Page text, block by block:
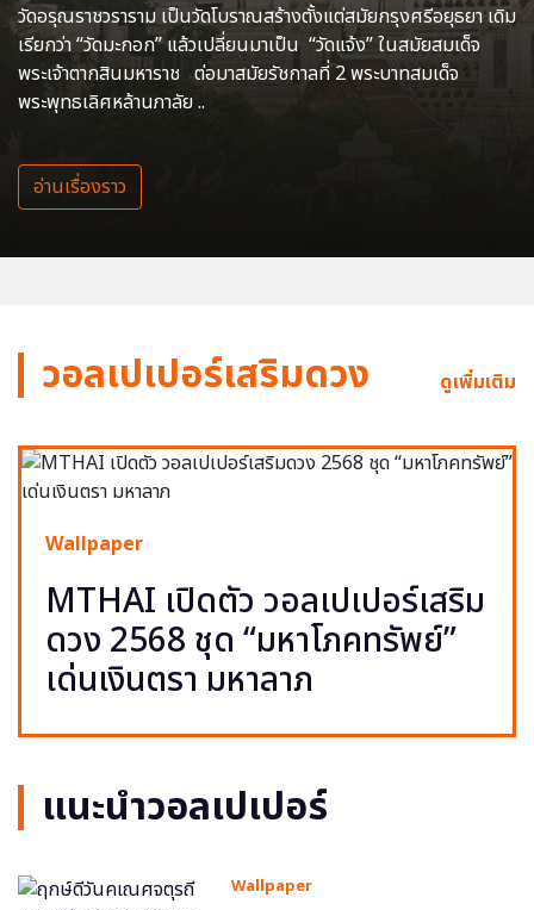
วัดอรุณราชวราราม เป็นวัดโบราณสร้างตั้งแต่สมัยกรุงศรีอยุธยา เดิม
เรียกว่า “วัดมะกอก” แล้วเปลี่ยนมาเป็น “วัดแจ้ง” ในสมัยสมเด็จ
พระเจ้าตากสินมหาราช ต่อมาสมัยรัชกาลที่ 2 พระบาทสมเด็จ
พระพุทธเลิศหล้านภาลัย ..
อ่านเรื่องราว
วอลเปเปอร์เสริมดวง ดูเพิ่มเติม
Wallpaper
MTHAI เปิดตัว วอลเปเปอร์เสริม
ดวง 2568 ชุด “มหาโภคทรัพย์”
เด่นเงินตรา มหาลาภ
แนะนำวอลเปเปอร์
Wallpaper